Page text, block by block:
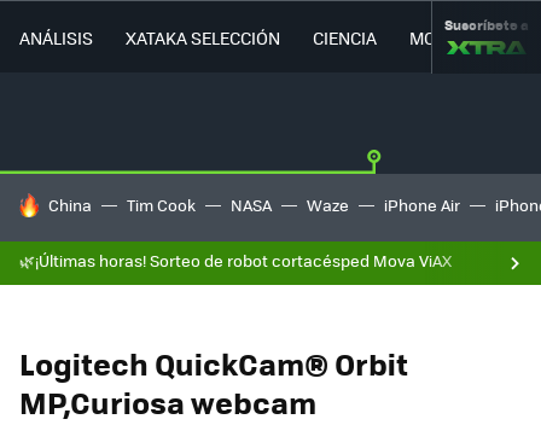
ANÁLISIS XATAKA SELECCIÓN CIENCIA MOVILIDAD
Suscríbete a
HOY SE HABLA DE
China Tim Cook NASA Waze iPhone Air
🌿¡Últimas horas! Sorteo de robot cortacésped Mova ViAX
Logitech QuickCam® Orbit
MP,Curiosa webcam